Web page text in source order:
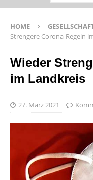
HOME
Strengere Corona-Regeln
Wieder
im Landkreis
27. März 2021